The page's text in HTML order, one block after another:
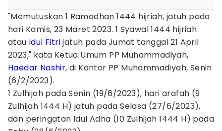
"Memutuskan 1 Ramadhan 1444 hijriah, jatuh pada
hari Kamis, 23 Maret 2023. 1 Syawal 1444 hijriah
atau Idul Fitrijatuh pada Jumat tanggal 21 April
2023," kata Ketua Umum PP Muhammadiyah,
Haedar Nashir, di Kantor PP Muhammadiyah, Senin
(6/2/2023).
1 Zulhijah pada Senin (19/6/2023), hari arafah (9
Zulhijah 1444 H) jatuh pada Selasa (27/6/2023),
dan peringatan Idul Adha (10 Zulhijah 1444 H) pada